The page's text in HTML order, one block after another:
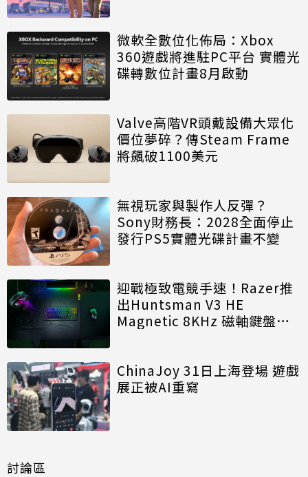
微軟全數位化佈局：Xbox
360遊戲將進駐PC平台 實體光
碟轉數位計畫8月啟動
Valve高階VR頭戴設備大眾化
價位夢碎？傳Steam Frame
將飆破1100美元
無視玩家與製作人反彈？
Sony財務長：2028全面停止
發行PS5實體光碟計畫不變
迎戰極致電競手速！Razer推
出Huntsman V3 HE
Magnetic 8KHz 磁軸鍵盤效
ChinaJoy 31日上海登場 遊戲
展正被AI重寫
討論區